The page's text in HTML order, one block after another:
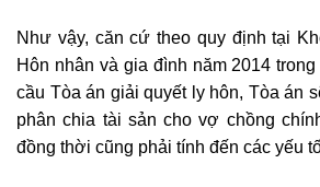
Như vậy, căn cứ theo quy định tại
Hôn nhân và gia đình năm 2014
cầu Tòa án giải quyết ly hôn, Tòa án
phân chia tài sản cho vợ chồng
đồng thời cũng phải tính đến các yếu